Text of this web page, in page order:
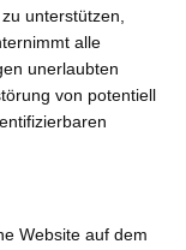
unterstützen,
alle
unerlaubten
von potentiell
Website auf dem